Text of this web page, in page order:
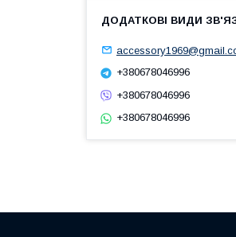
+380678046996
+380678046996
+380678046996